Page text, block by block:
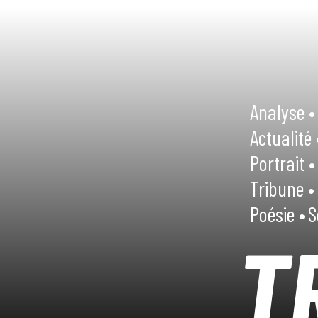
Analyse •
Actualité
Portrait •
Tribune •
Poésie •